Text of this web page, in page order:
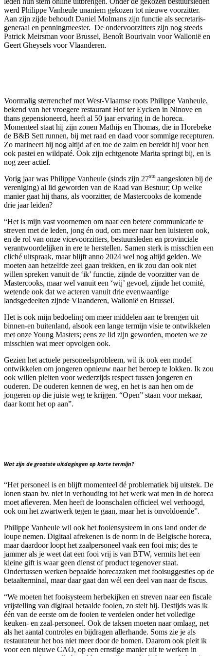
werd Philippe Vanheule unaniem gekozen tot nieuwe voorzitter.
Aan zijn zijde behoudt Daniel Molmans zijn functie als secretaris-
generaal en penningmeester. De ondervoorzitters zijn nog steeds
Patrick Meirsman voor Brussel, Benoît Bourivain voor Wallonië en
Geert Gheysels voor Vlaanderen.
Voormalig sterrenchef met West-Vlaamse roots Philippe Vanheule,
bekend van het vroegere restaurant Hof ter Eycken in Ninove en
thans gepensioneerd, heeft al 50 jaar ervaring in de horeca.
Momenteel staat hij zijn zonen Mathijs en Thomas, die in Horebeke
de B&B Sett runnen, bij met raad en daad voor sommige recepturen.
Zo marineert hij nog altijd af en toe de zalm en bereidt hij voor hen
ook pastei en wildpaté. Ook zijn echtgenote Marita springt bij, en is
nog zeer actief.
Vorig jaar was Philippe Vanheule (sinds zijn 27ste aangesloten bij de
vereniging) al lid geworden van de Raad van Bestuur; Op welke
manier gaat hij thans, als voorzitter, de Mastercooks de komende
drie jaar leiden?
“Het is mijn vast voornemen om naar een betere communicatie te
streven met de leden, jong én oud, om meer naar hen luisteren ook,
en de rol van onze vicevoorzitters, bestuursleden en provinciale
verantwoordelijken in ere te herstellen. Samen sterk is misschien een
cliché uitspraak, maar blijft anno 2024 wel nog altijd gelden. We
moeten aan hetzelfde zeel gaan trekken, en ik zou dan ook niet
willen spreken vanuit de ‘ik’ functie, zijnde de voorzitter van de
Mastercooks, maar wel vanuit een ‘wij’ gevoel, zijnde het comité,
wetende ook dat we acteren vanuit drie evenwaardige
landsgedeelten zijnde Vlaanderen, Wallonië en Brussel.
Het is ook mijn bedoeling om meer middelen aan te brengen uit
binnen-en buitenland, alsook een lange termijn visie te ontwikkelen
met onze Young Masters; eens ze lid zijn geworden, moeten we ze
misschien wat meer opvolgen ook.
Gezien het actuele personeelsprobleem, wil ik ook een model
ontwikkelen om jongeren opnieuw naar het beroep te lokken. Ik zou
ook willen pleiten voor wederzijds respect tussen jongeren en
ouderen. De ouderen kennen de weg, en het is aan hen om de
jongeren op die juiste weg te krijgen. “Open” staan voor mekaar,
daar komt het op aan”.
Wat zijn de grootste uitdagingen op korte termijn?
“Het personeel is en blijft momenteel dé problematiek bij uitstek. De
lonen staan bv. niet in verhouding tot het werk wat men in de horeca
moet afleveren. Men heeft de loonschalen officieel wel verhoogd,
ook om het zwartwerk tegen te gaan, maar het is onvoldoende”.
Philippe Vanheule wil ook het fooiensysteem in ons land onder de
loupe nemen. Digitaal afrekenen is de norm in de Belgische horeca,
maar daardoor loopt het zaalpersoneel vaak een fooi mis; des te
jammer als je weet dat een fooi vrij is van BTW, vermits het een
kleine gift is waar geen dienst of product tegenover staat.
Ondertussen werken bepaalde horecazaken met fooisuggesties op de
betaalterminal, maar daar gaat dan wél een deel van naar de fiscus.
“We moeten het fooisysteem herbekijken en streven naar een fiscale
vrijstelling van digitaal betaalde fooien, zo stelt hij. Destijds was ik
één van de eerste om de fooien te verdelen onder het volledige
keuken- en zaal-personeel. Ook de taksen moeten naar omlaag, net
als het aantal controles en bijdragen allerhande. Soms zie je als
restaurateur het bos niet meer door de bomen. Daarom ook pleit ik
voor een nieuwe CAO, op een ernstige manier uit te werken in